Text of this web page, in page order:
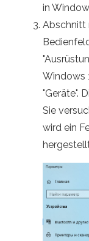
in
Abschnitt
Windows
"Geräte".
Sie
wird ein